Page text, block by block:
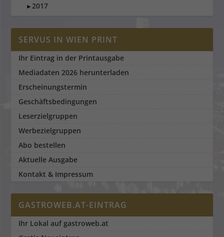
►2017
SERVUS IN WIEN PRINT
Ihr Eintrag in der Printausgabe
Mediadaten 2026 herunterladen
Erscheinungstermin
Geschäftsbedingungen
Leserzielgruppen
Werbezielgruppen
Abo bestellen
Aktuelle Ausgabe
Kontakt & Impressum
GASTROWEB.AT-EINTRAG
Ihr Lokal auf gastroweb.at